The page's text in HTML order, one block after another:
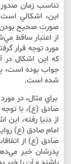
تناسب زمان
اين، اشكالي است
صورت صحيح
از اعتبار ساقط
مورد توجه قرار
كه اين اشكال در
جواب بوده است،
شده است.
براي مثال، در
صادق (ع)، با
از دنيا رفته،
امام صادق (ع)
صادق (ع) از
پدرشان خبر